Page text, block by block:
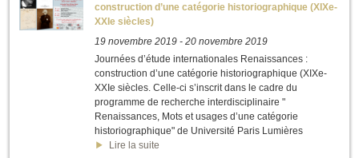
construction d’une catégorie historiographique (XIXe-
XXIe siècles)
19 novembre 2019 - 20 novembre 2019
Journées d’étude internationales Renaissances :
construction d’une catégorie historiographique (XIXe-
XXIe siècles. Celle-ci s’inscrit dans le cadre du
programme de recherche interdisciplinaire "
Renaissances, Mots et usages d’une catégorie
historiographique" de Université Paris Lumières
Lire la suite